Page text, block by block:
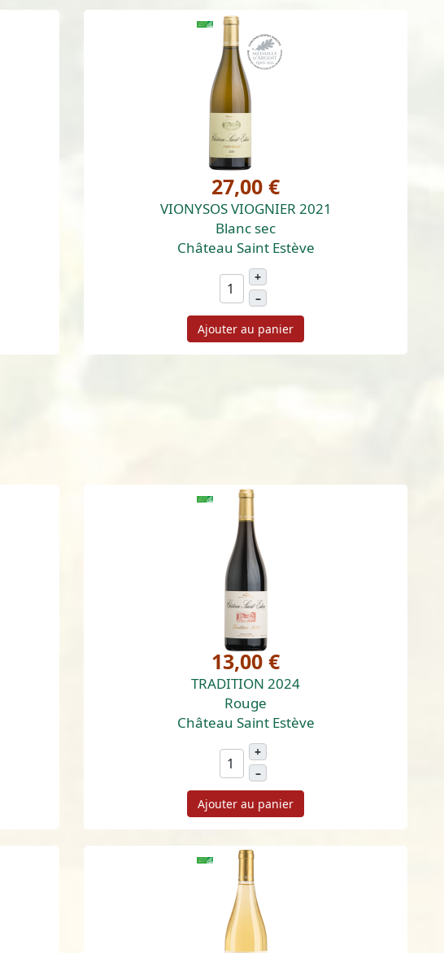
27,00 €
VIONYSOS VIOGNIER 2021
Blanc sec
Château Saint Estève
+
–
Ajouter au panier
13,00 €
TRADITION 2024
Rouge
Château Saint Estève
+
–
Ajouter au panier